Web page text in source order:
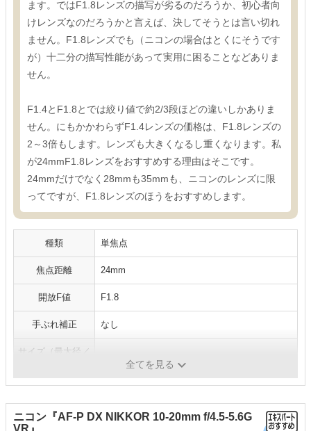
ます。ではF1.8レンズの描写が劣るのだろうか、初心者向
けレンズなのだろうかと言えば、決してそうとは言い切れ
ません。F1.8レンズでも（ニコンの場合はとくにそうです
が）十二分の描写性能があって実用に困ることなどありま
せん。
F1.4とF1.8とでは絞り値で約2/3段ほどの違いしかありま
せん。にもかかわらずF1.4レンズの価格は、F1.8レンズの
2～3倍もします。レンズも大きくなるし重くなります。私
が24mmF1.8レンズをおすすめする理由はそこです。
24mmだけでなく28mmも35mmも、ニコンのレンズに限
ってですが、F1.8レンズのほうをおすすめします。
種類 単焦点
焦点距離 24mm
開放F値 F1.8
手ぶれ補正 なし
サイズ（最大径／
77.5／83.0mm
全てを見る
ニコン『AF-P DX NIKKOR 10-20mm f/4.5-5.6G